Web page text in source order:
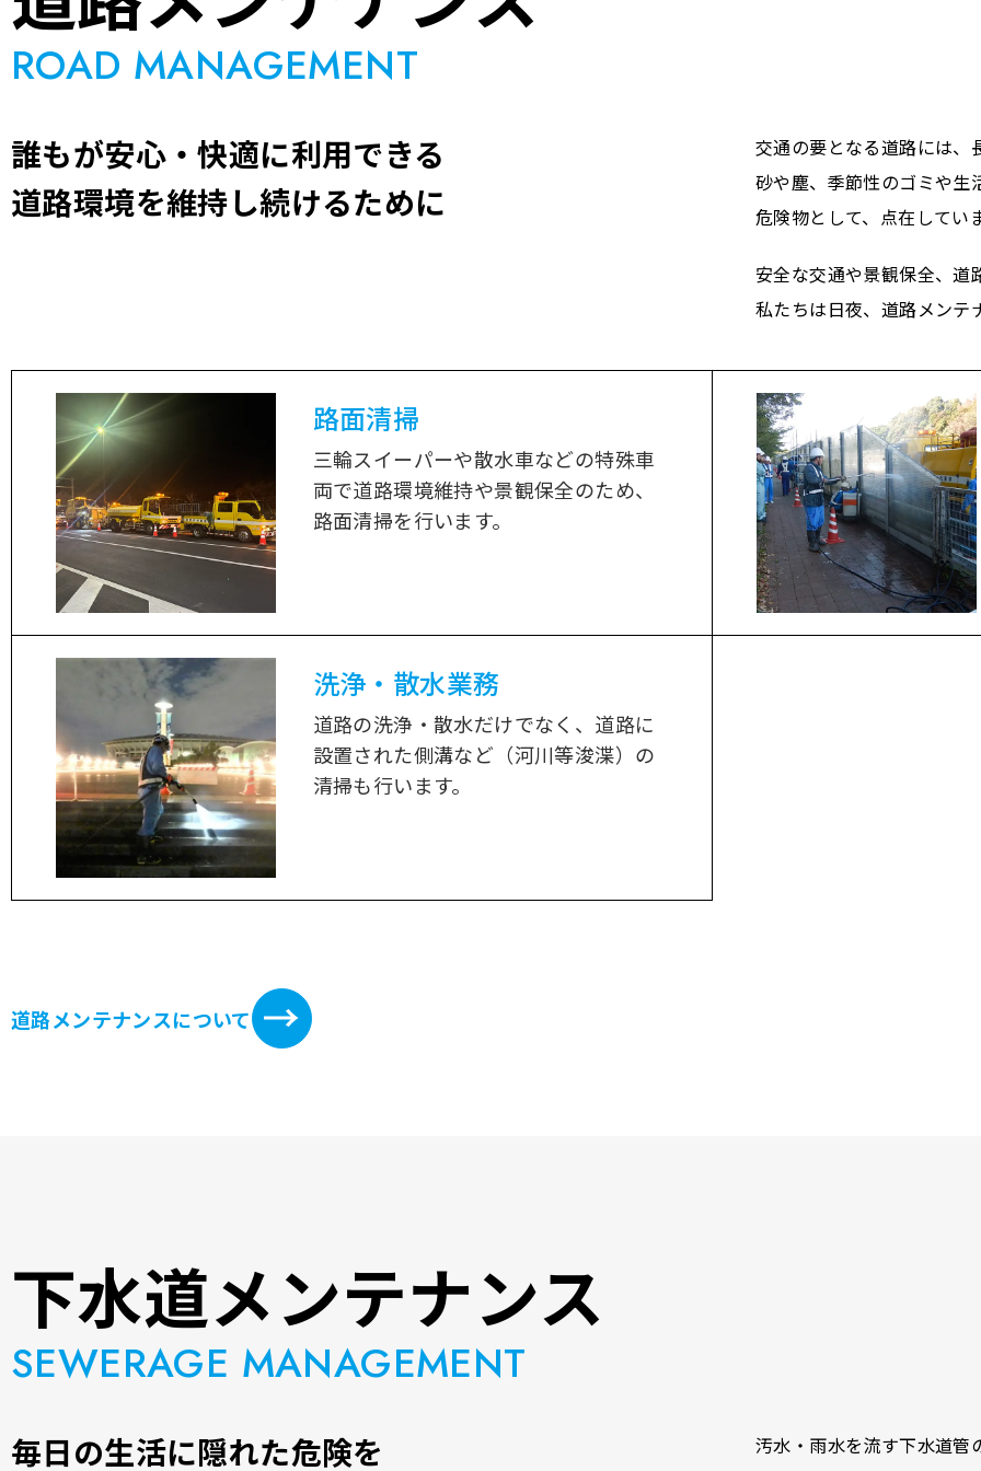
ROAD MANAGEMENT
誰もが安心・快適に利用できる
道路環境を維持し続けるために
交通の要となる道路には、
砂や塵、季節性のゴミや生
危険物として、点在してい
安全な交通や景観保全、道
私たちは日夜、道路メンテ
路面清掃
三輪スイーパーや散水車などの特殊車
両で道路環境維持や景観保全のため、
路面清掃を行います。
洗浄・散水業務
道路の洗浄・散水だけでなく、道路に
設置された側溝など（河川等浚渫）の
清掃も行います。
道路メンテナンスについて
下水道メンテナンス
SEWERAGE MANAGEMENT
毎日の生活に隠れた危険を
汚水・雨水を流す下水道管